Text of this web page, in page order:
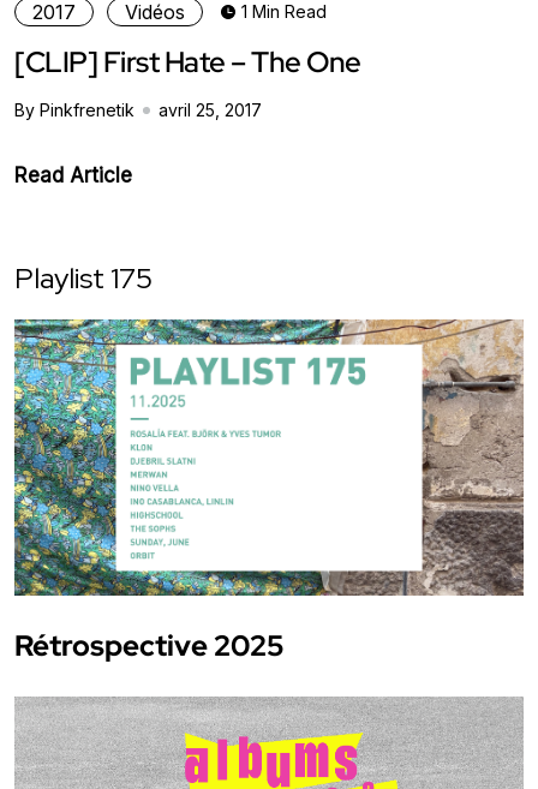
2017 Vidéos 1 Min Read
[CLIP] First Hate – The One
By Pinkfrenetik avril 25, 2017
Read Article
Playlist 175
Rétrospective 2025